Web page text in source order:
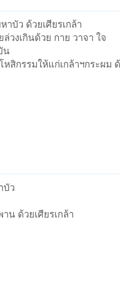
บัว ด้วยเศียรเกล้า
วงเกินด้วย กาย วาจา ใจ
น
สิกรรมให้แก่เกล้าฯกระผม
บัว
น ด้วยเศียรเกล้า